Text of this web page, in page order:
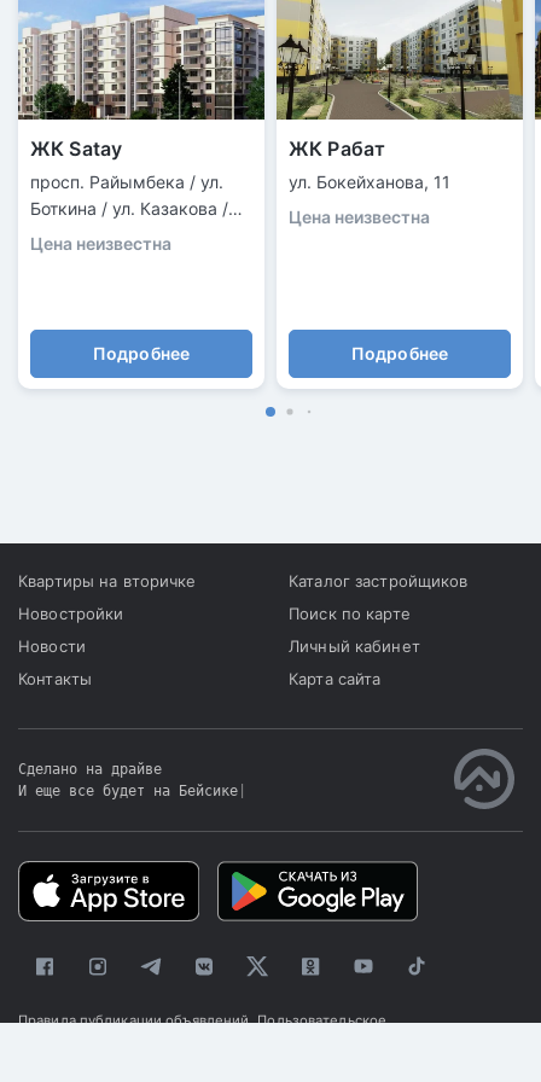
ЖК Satay
просп. Райымбека / ул.
Боткина / ул. Казакова /
ул. Павленко
Цена неизвестна
Подробнее
ЖК Рабат
ул. Бокейханова, 11
Цена неизвестна
Подробнее
Квартиры на вторичке
Новостройки
Новости
Контакты
Каталог застройщиков
Поиск по карте
Личный кабинет
Карта сайта
Сделано на драйве
И еще все будет на Бейсике
Правила публикации объявлений Пользовательское